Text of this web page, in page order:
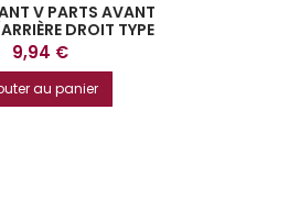
V PARTS AVANT
DROIT TYPE
KAWASAKI
Prix
9,94 €
au panier